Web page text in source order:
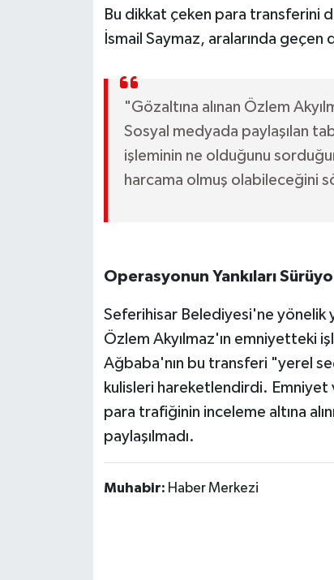
Bu dikkat çeken para transferini
İsmail Saymaz, aralarında
"Gözaltına alınan Özlem
Sosyal medyada paylaşılan
işleminin ne olduğunu
harcama olmuş olabileceğini
Operasyonun Yankıları
Seferihisar Belediyesi'ne yönelik
Özlem Akyılmaz'ın emniyetteki
Ağbaba'nın bu transferi "yerel
kulisleri hareketlendirdi. Emniyet
para trafiğinin inceleme altına
paylaşılmadı.
Muhabir: Haber Merkezi
TARİHTE BUGÜN
TEKNOLOJİ